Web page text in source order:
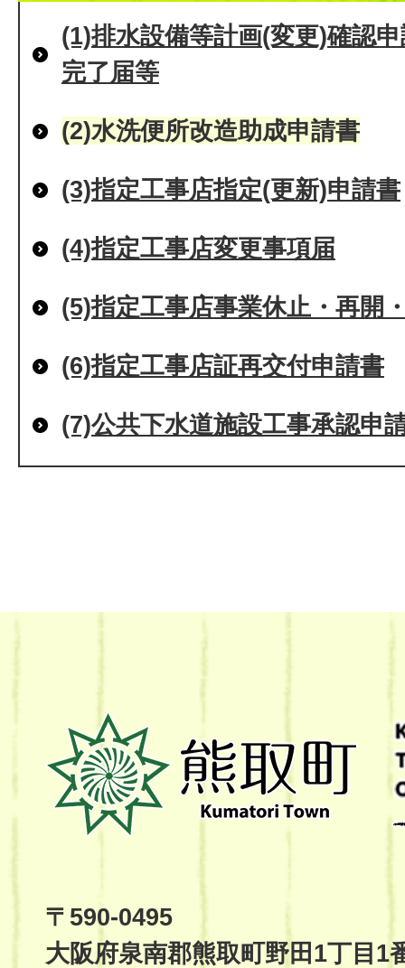
(1)排水設備等計画(変更)確認
完了届等
(2)水洗便所改造助成申請書
(3)指定工事店指定(更新)申請書
(4)指定工事店変更事項届
(5)指定工事店事業休止・再開
(6)指定工事店証再交付申請書
(7)公共下水道施設工事承認申
熊
取
町
Kumatori
Site
〒590-0495
大阪府泉南郡熊取町野田1丁目1